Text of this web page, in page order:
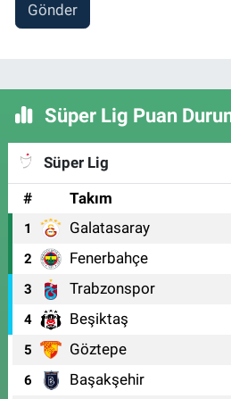
Gönder
Süper Lig Puan
Süper Lig
#
Takım
1 Galatasaray
2 Fenerbahçe
3 Trabzonspor
4 Beşiktaş
5 Göztepe
6 Başakşehir